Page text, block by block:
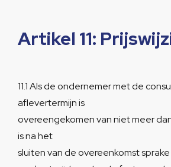
Artikel 11:
11.1 Als de ondernemer met de
aflevertermijn is
overeengekomen van niet meer
is na het
sluiten van de overeenkomst